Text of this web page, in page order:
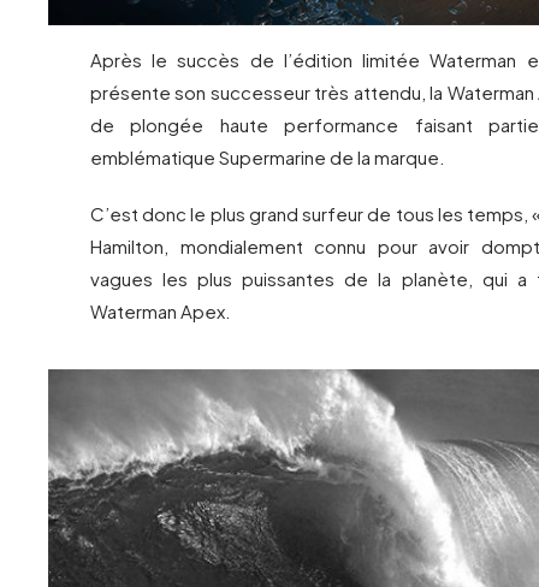
Après le succès de l’édition limitée Waterman
présente son successeur très attendu, la
de plongée haute performance faisant
emblématique Supermarine de la marque.
C’est donc le plus grand surfeur de tous les temps,
Hamilton, mondialement connu pour avoir
vagues les plus puissantes de la planète, qui a
Waterman Apex.